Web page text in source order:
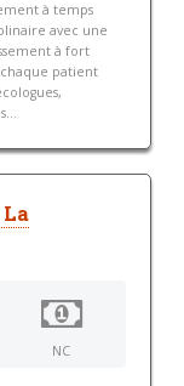
à temps
avec une
à fort
patient
NC